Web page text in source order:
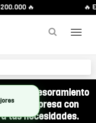
🔥 🔥
recibí asesoramiento
a tu empresa con
tus necesidades.